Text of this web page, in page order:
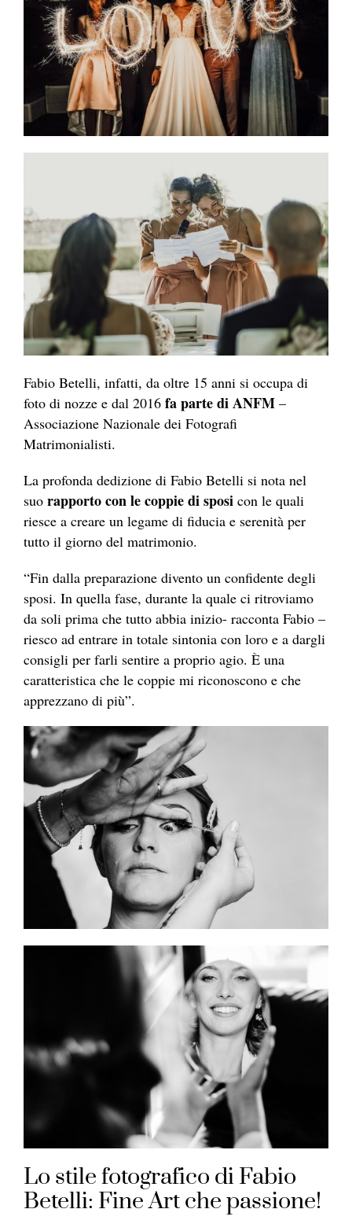
Fabio Betelli, infatti, da oltre 15 anni si occupa di
foto di nozze e dal 2016 fa parte di ANFM –
Associazione Nazionale dei Fotografi
Matrimonialisti.
La profonda dedizione di Fabio Betelli si nota nel
suo rapporto con le coppie di sposi con le quali
riesce a creare un legame di fiducia e serenità per
tutto il giorno del matrimonio.
“Fin dalla preparazione divento un confidente degli
sposi. In quella fase, durante la quale ci ritroviamo
da soli prima che tutto abbia inizio- racconta Fabio –
riesco ad entrare in totale sintonia con loro e a dargli
consigli per farli sentire a proprio agio. È una
caratteristica che le coppie mi riconoscono e che
apprezzano di più”.
Lo stile fotografico di Fabio
Betelli: Fine Art che passione!